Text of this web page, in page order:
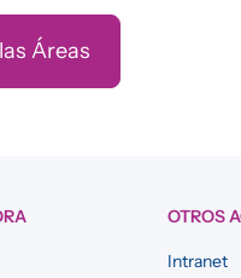
de dicha situación a
programa tienen el
Áreas
OTROS
Intranet